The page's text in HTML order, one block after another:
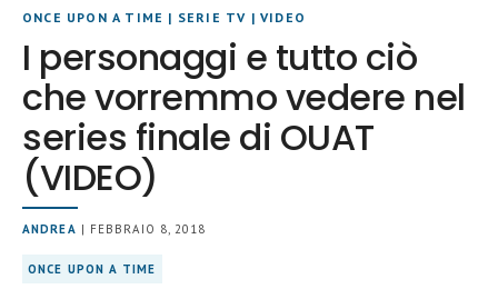
ONCE UPON A TIME | SERIE TV |VIDEO
I personaggi e tutto ciò
che vorremmo vedere nel
series finale di OUAT
(VIDEO)
ANDREA | FEBBRAIO 8, 2018
ONCE UPON A TIME